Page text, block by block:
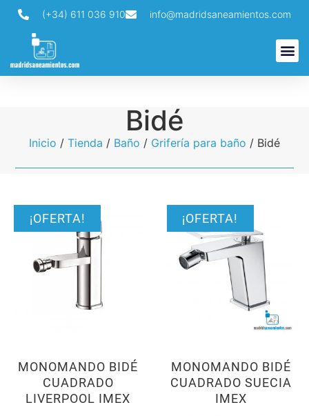
(+34) 611 036 910 info@madridsaneamientos.com
Bidé
Inicio / Tienda / Baño / Grifería para baño / Bidé
¡OFERTA!
MONOMANDO BIDÉ
CUADRADO
LIVERPOOL IMEX
¡OFERTA!
MONOMANDO BIDÉ
CUADRADO SUECIA
IMEX